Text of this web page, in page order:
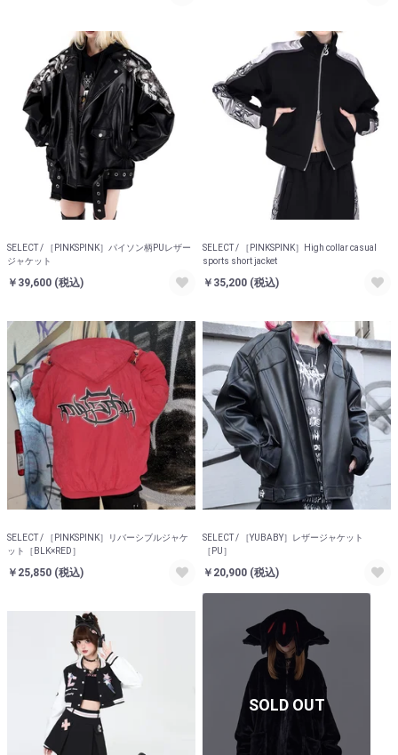
SELECT / ［PINKSPINK］パイソン柄PUレザー
ジャケット
￥39,600 (税込)
SELECT / ［PINKSPINK］High collar casual
sports short jacket
￥35,200 (税込)
SELECT / ［PINKSPINK］リバーシブルジャケ
ット［BLK×RED］
￥25,850 (税込)
SELECT / ［YUBABY］レザージャケット
［PU］
￥20,900 (税込)
SOLD OUT
お買い物を続ける カートへ進む